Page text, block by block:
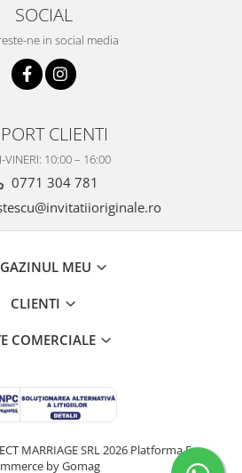
SOCIAL
ne in social media
CLIENTI
VINERI: 10:00 – 16:00
0771 304 781
MEU
CLIENTI
COMERCIALE
MARRIAGE SRL 2026 Platforma E-
by Gomag